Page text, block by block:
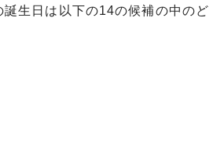
生日は以下の14の候補の中のど